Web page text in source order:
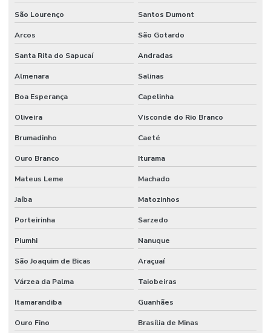
São Lourenço Santos Dumont
Arcos São Gotardo
Santa Rita do Sapucaí Andradas
Almenara Salinas
Boa Esperança Capelinha
Oliveira Visconde do Rio Branco
Brumadinho Caeté
Ouro Branco Iturama
Mateus Leme Machado
Jaíba Matozinhos
Porteirinha Sarzedo
Piumhi Nanuque
São Joaquim de Bicas Araçuaí
Várzea da Palma Taiobeiras
Itamarandiba Guanhães
Ouro Fino Brasília de Minas